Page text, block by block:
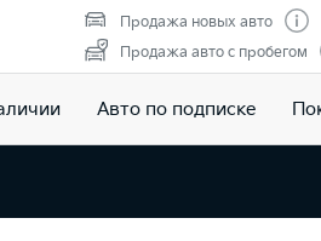
Продажа новых авто
Продажа авто с пробегом
Авто по подписке